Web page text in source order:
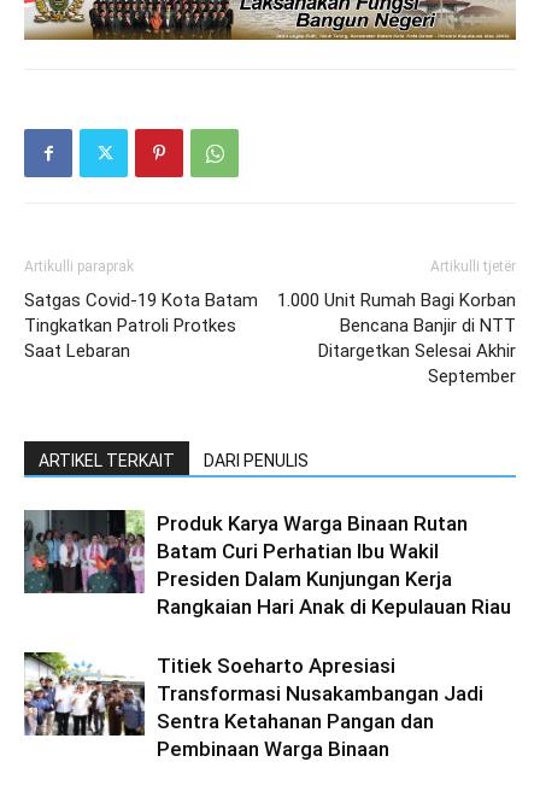
Artikulli paraprak
Satgas Covid-19 Kota Batam
Tingkatkan Patroli Protkes
Saat Lebaran
Artikulli tjetër
1.000 Unit Rumah Bagi Korban
Bencana Banjir di NTT
Ditargetkan Selesai Akhir
September
ARTIKEL TERKAIT DARI PENULIS
Produk Karya Warga Binaan Rutan
Batam Curi Perhatian Ibu Wakil
Presiden Dalam Kunjungan Kerja
Rangkaian Hari Anak di Kepulauan Riau
Titiek Soeharto Apresiasi
Transformasi Nusakambangan Jadi
Sentra Ketahanan Pangan dan
Pembinaan Warga Binaan